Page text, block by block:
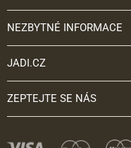
NEZBYTNÉ INFORMACE
JADI.CZ
ZEPTEJTE SE NÁS